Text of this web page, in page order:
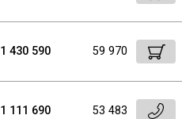
1 430 590 59 970
1 111 690 53 483